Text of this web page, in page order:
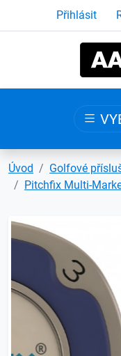
Přihlásit
Úvod Golfové
Pitchfix Multi-